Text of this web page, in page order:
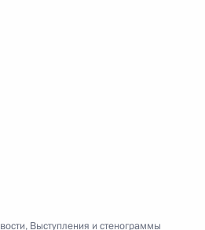
, Выступления и стенограммы